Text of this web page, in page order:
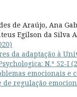
de Araújo, Ana
Egilson da Silva
da adaptação à
N.º 52-I
emocionais e
regulação